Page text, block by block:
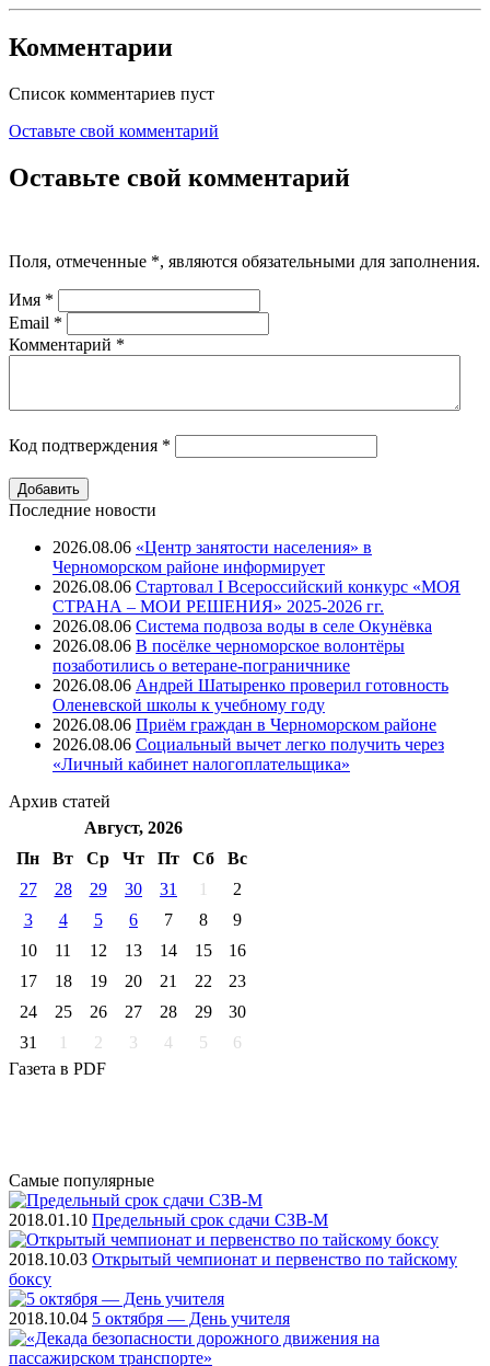
Комментарии
Список комментариев пуст
Оставьте свой комментарий
Оставьте свой комментарий
Поля, отмеченные *, являются обязательными для заполнения.
Имя *
Email *
Комментарий *
Код подтверждения *
Последние новости
2026.08.06 «Центр занятости населения» в
Черноморском районе информирует
2026.08.06 Стартовал I Всероссийский конкурс «МОЯ
СТРАНА – МОИ РЕШЕНИЯ» 2025-2026 гг.
2026.08.06 Система подвоза воды в селе Окунёвка
2026.08.06 В посёлке черноморское волонтёры
позаботились о ветеране-пограничнике
2026.08.06 Андрей Шатыренко проверил готовность
Оленевской школы к учебному году
2026.08.06 Приём граждан в Черноморском районе
2026.08.06 Социальный вычет легко получить через
«Личный кабинет налогоплательщика»
Архив статей
Август, 2026
Пн
Вт Ср Чт Пт Cб
Вс
27
28 29 30 31 1
2
3
4 5 6 7 8
9
10
11 12 13 14 15
16
17
18 19 20 21 22
23
24
25 26 27 28 29
30
31
1 2 3 4 5
6
Газета в PDF
Самые популярные
2018.01.10 Предельный срок сдачи СЗВ-М
2018.10.03 Открытый чемпионат и первенство по тайскому
боксу
2018.10.04 5 октября — День учителя